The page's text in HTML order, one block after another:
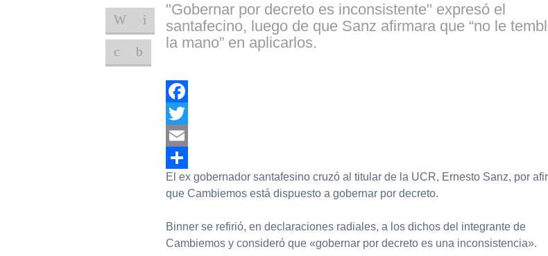
"Gobernar por decreto es inconsistente" expresó el
santafecino, luego de que Sanz afirmara que “no le
la mano” en aplicarlos.
Facebook
Twitter
Email
Compartir
El ex gobernador santafesino cruzó al titular de la UCR, Ernesto Sanz, por
que Cambiemos está dispuesto a gobernar por decreto.
Binner se refirió, en declaraciones radiales, a los dichos del integrante de
Cambiemos y consideró que «gobernar por decreto es una inconsistencia».